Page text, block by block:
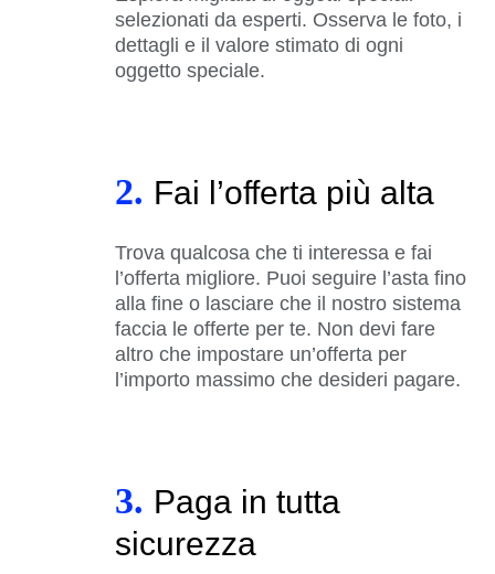
selezionati da esperti. Osserva le foto, i
dettagli e il valore stimato di ogni
oggetto speciale.
2. Fai l’offerta più alta
Trova qualcosa che ti interessa e fai
l’offerta migliore. Puoi seguire l’asta fino
alla fine o lasciare che il nostro sistema
faccia le offerte per te. Non devi fare
altro che impostare un’offerta per
l’importo massimo che desideri pagare.
3. Paga in tutta
sicurezza